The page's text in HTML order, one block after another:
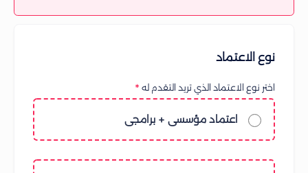
نوع الاعتماد
اختر نوع الاعتماد الذي تريد التقدم له
اعتماد مؤسسى + برامجى